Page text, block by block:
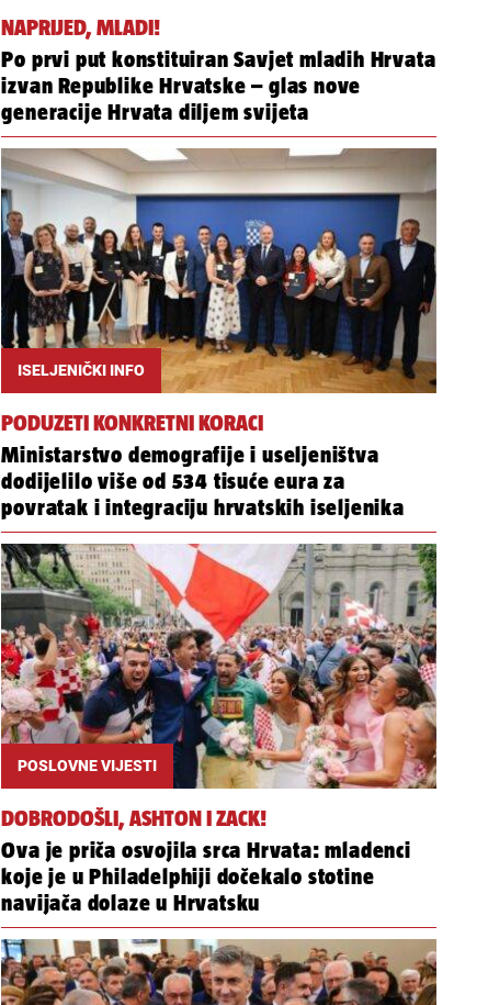
NAPRIJED, MLADI!
Po prvi put konstituiran Savjet mladih Hrvata
izvan Republike Hrvatske – glas nove
generacije Hrvata diljem svijeta
ISELJENIČKI INFO
PODUZETI KONKRETNI KORACI
Ministarstvo demografije i useljeništva
dodijelilo više od 534 tisuće eura za
povratak i integraciju hrvatskih iseljenika
POSLOVNE VIJESTI
DOBRODOŠLI, ASHTON I ZACK!
Ova je priča osvojila srca Hrvata: mladenci
koje je u Philadelphiji dočekalo stotine
navijača dolaze u Hrvatsku